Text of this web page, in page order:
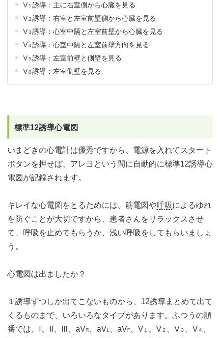
V１誘導：主に右室側から心臓を見る
V２誘導：右室と左室前壁側から心臓を見る
V３誘導：心室中隔と左室前壁から心臓を見る
V４誘導：心室中隔と左室前壁方向を見る
V５誘導：左室前壁と側壁を見る
V６誘導：左室側壁を見る
標準12誘導心電図
いまどきの心電計は優秀ですから、電源を入れてスタート
ボタンを押せば、アレヨという間に自動的に標準12誘導心
電図が記録されます。
キレイな心電図をとるためには、筋電図や呼吸によるゆれ
を防ぐことが大切ですから、患者さんをリラックスさせ
て、呼吸を止めてもらうか、浅い呼吸をしてもらいましょ
う。
心電図は出ましたか？
１誘導ずつしか出てこないものから、12誘導まとめて出て
くるものまで、いろいろなタイプがあります。ふつうの順
番では、Ⅰ、Ⅱ、Ⅲ、aVR 、aVL 、aVF 、V１ 、V２ 、V３ 、V４